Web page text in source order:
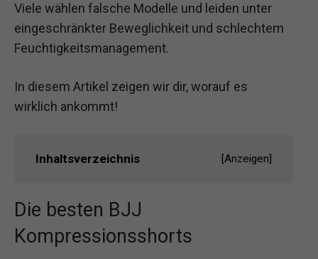
Viele wählen falsche Modelle und leiden unter
eingeschränkter Beweglichkeit und schlechtem
Feuchtigkeitsmanagement.
In diesem Artikel zeigen wir dir, worauf es
wirklich ankommt!
Inhaltsverzeichnis [Anzeigen]
Die besten BJJ
Kompressionsshorts